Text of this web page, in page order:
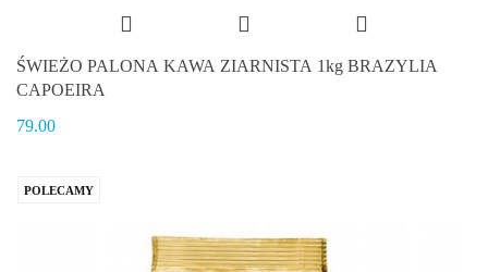
ŚWIEŻO PALONA KAWA ZIARNISTA 1kg BRAZYLIA
CAPOEIRA
79.00
POLECAMY